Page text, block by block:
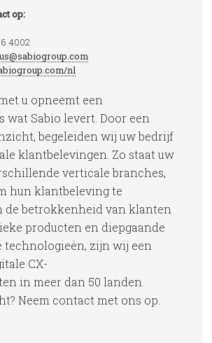
op:
4002
nl
u opneemt een
Sabio levert. Door een
begeleiden wij uw bedrijf
klantbelevingen. Zo staat uw
verticale branches,
hun klantbeleving te
de betrokkenheid van klanten
producten en diepgaande
zijn wij een
CX-
in meer dan 50 landen.
Neem contact met ons op.